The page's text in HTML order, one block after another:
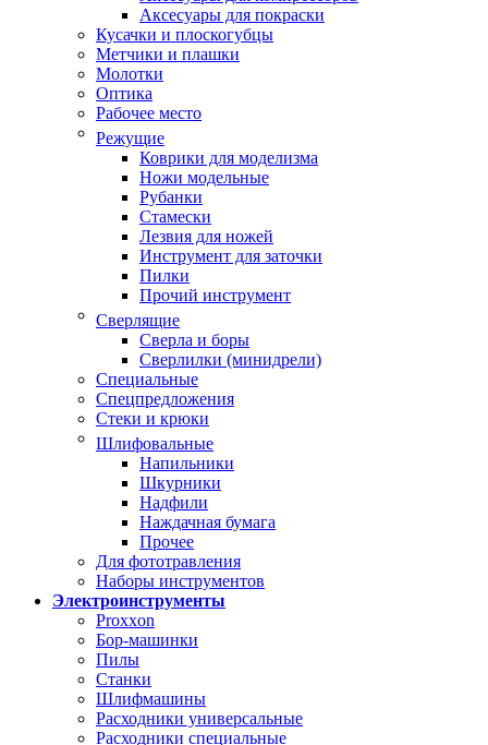
Аксесуары для покраски
Кусачки и плоскогубцы
Метчики и плашки
Молотки
Оптика
Рабочее место
Режущие
Коврики для моделизма
Ножи модельные
Рубанки
Стамески
Лезвия для ножей
Инструмент для заточки
Пилки
Прочий инструмент
Сверлящие
Сверла и боры
Сверлилки (минидрели)
Специальные
Спецпредложения
Стеки и крюки
Шлифовальные
Напильники
Шкурники
Надфили
Наждачная бумага
Прочее
Для фототравления
Наборы инструментов
Электроинструменты
Proxxon
Бор-машинки
Пилы
Станки
Шлифмашины
Расходники универсальные
Расходники специальные